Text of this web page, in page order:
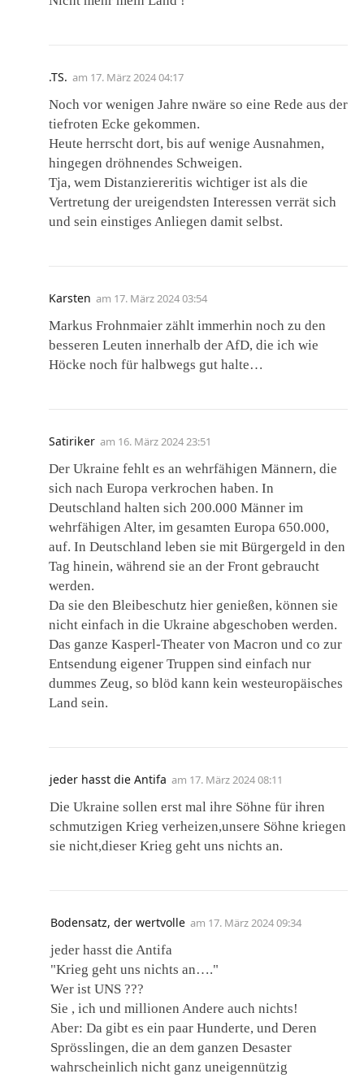
.TS. am 17. März 2024 04:17
Noch vor wenigen Jahre nwäre so eine Rede aus der
tiefroten Ecke gekommen.
Heute herrscht dort, bis auf wenige Ausnahmen,
hingegen dröhnendes Schweigen.
Tja, wem Distanziereritis wichtiger ist als die
Vertretung der ureigendsten Interessen verrät sich
und sein einstiges Anliegen damit selbst.
Karsten am 17. März 2024 03:54
Markus Frohnmaier zählt immerhin noch zu den
besseren Leuten innerhalb der AfD, die ich wie
Höcke noch für halbwegs gut halte…
Satiriker am 16. März 2024 23:51
Der Ukraine fehlt es an wehrfähigen Männern, die
sich nach Europa verkrochen haben. In
Deutschland halten sich 200.000 Männer im
wehrfähigen Alter, im gesamten Europa 650.000,
auf. In Deutschland leben sie mit Bürgergeld in den
Tag hinein, während sie an der Front gebraucht
werden.
Da sie den Bleibeschutz hier genießen, können sie
nicht einfach in die Ukraine abgeschoben werden.
Das ganze Kasperl-Theater von Macron und co zur
Entsendung eigener Truppen sind einfach nur
dummes Zeug, so blöd kann kein westeuropäisches
Land sein.
jeder hasst die Antifa am 17. März 2024 08:11
Die Ukraine sollen erst mal ihre Söhne für ihren
schmutzigen Krieg verheizen,unsere Söhne kriegen
sie nicht,dieser Krieg geht uns nichts an.
Bodensatz, der wertvolle am 17. März 2024 09:34
jeder hasst die Antifa
"Krieg geht uns nichts an…."
Wer ist UNS ???
Sie , ich und millionen Andere auch nichts!
Aber: Da gibt es ein paar Hunderte, und Deren
Sprösslingen, die an dem ganzen Desaster
wahrscheinlich nicht ganz uneigennützig